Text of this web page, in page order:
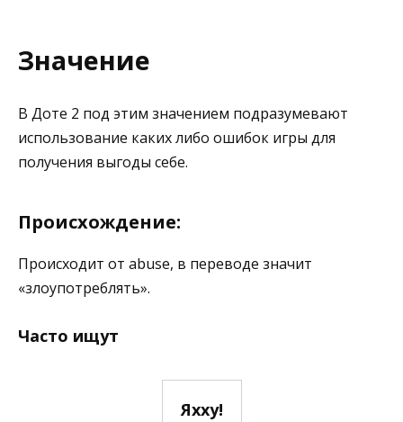
Значение
В Доте 2 под этим значением подразумевают
использование каких либо ошибок игры для
получения выгоды себе.
Происхождение:
Происходит от abuse, в переводе значит
«злоупотреблять».
Часто ищут
Яхху!